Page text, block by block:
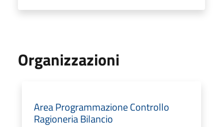
Organizzazioni
Area Programmazione Controllo
Ragioneria Bilancio